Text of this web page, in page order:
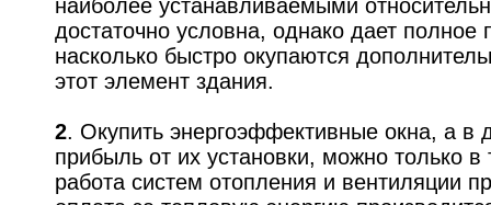
наиболее устанавливаемыми
достаточно условна, однако дает полное
насколько быстро окупаются
этот элемент здания.
2. Окупить энергоэффективные окна, а в
прибыль от их установки, можно только в
работа систем отопления и вентиляции